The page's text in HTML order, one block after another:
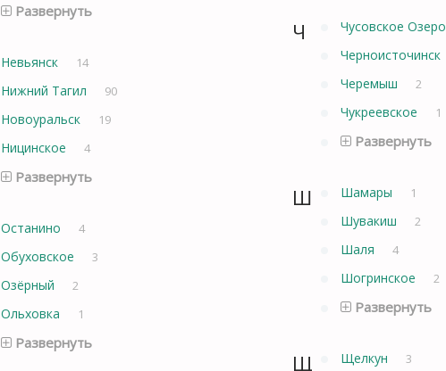
Развернуть
Невьянск 14
Нижний Тагил 90
Новоуральск 19
Ницинское 4
Развернуть
Останино 4
Обуховское 3
Озёрный 2
Ольховка 1
Развернуть
Ч Чусовское Озеро
Черноисточинск
Черемыш 2
Чукреевское 1
Развернуть
Ш Шамары 1
Шувакиш 2
Шаля 4
Шогринское 2
Развернуть
Щ Щелкун 3